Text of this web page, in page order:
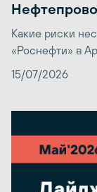
Какие риски
«Роснефти» в
15/07/2026